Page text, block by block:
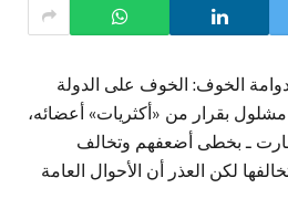
الخوف: الخوف على الدولة
بقرار من «أكثريات» أعضائه،
ـ بخطى أضعفهم وتخالف
لكن العذر أن الأحوال العامة